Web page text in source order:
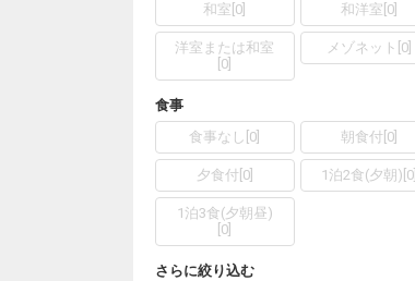
和室 0 和洋室 0
洋室または和室
0
メゾネット 0
食事
食事なし 0 朝食付 0
夕食付 0] 1泊2食(夕朝) 0
1泊3食(夕朝昼)
0
さらに絞り込む